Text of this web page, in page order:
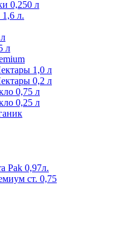
0,250 л
л.
л
1,0 л
0,2 л
0,75 л
0,25 л
Pak 0,97л.
ст. 0,75